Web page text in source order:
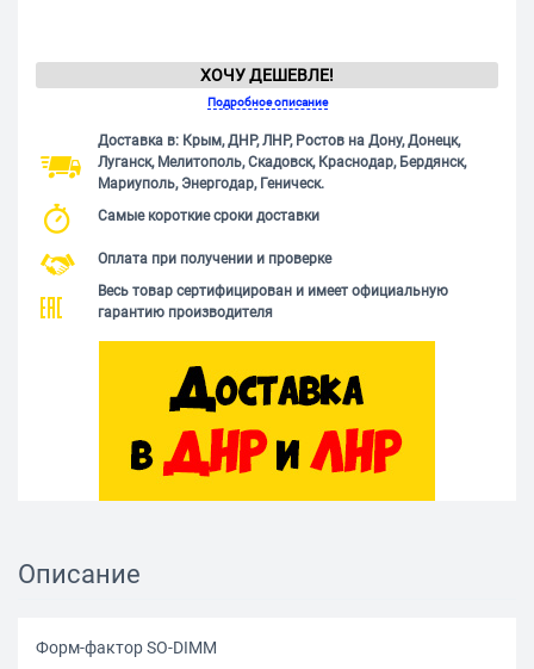
ХОЧУ ДЕШЕВЛЕ!
Подробное описание
Доставка в: Крым, ДНР, ЛНР, Ростов на Дону, Донецк,
Луганск, Мелитополь, Скадовск, Краснодар, Бердянск,
Мариуполь, Энергодар, Геническ.
Самые короткие сроки доставки
Оплата при получении и проверке
Весь товар сертифицирован и имеет официальную
гарантию производителя
Описание
Форм-фактор SO-DIMM